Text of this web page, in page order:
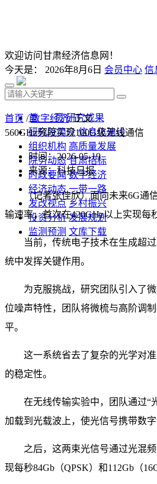
欢迎访问甘肃经济信息网！
今天是： 2026年8月6日 会员中心 信
首 页 研究成果
研究院简介 信息化建设
组织机构 高质量发展
院务动态 甘肃招标
时政要闻 数字经济
经济动态 一带一路
发改视点 乡村振兴
投资分析 发展规划
监测预测 文库下载
首页 /数字经济/ 正文
560GHz频段实现100G级无线通信
时间：2026-05-19
来源：科技日报
（记者张佳欣）面向未来6G
输速率，首次在420GHz以上实现每
当前，传统电子技术在生成超过
统中发挥关键作用。
为克服挑战，研究团队引入了微
位噪声特性，团队将微梳与高阶调
平。
这一系统省去了复杂的光学对准
的稳定性。
在无线传输实验中，团队通过“光
加载到光载波上，使光信号携带数字
之后，这两束光信号通过光混频
现每秒84Gb（QPSK）和112Gb（